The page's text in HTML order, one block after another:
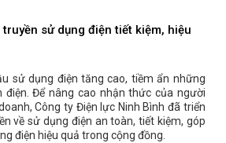
sử dụng điện tiết kiệm, hiệu
sử dụng điện tăng cao, tiềm ẩn những
Để nâng cao nhận thức của người
Công ty Điện lực Ninh Bình đã triển
về sử dụng điện an toàn, tiết kiệm, góp
điện hiệu quả trong cộng đồng.